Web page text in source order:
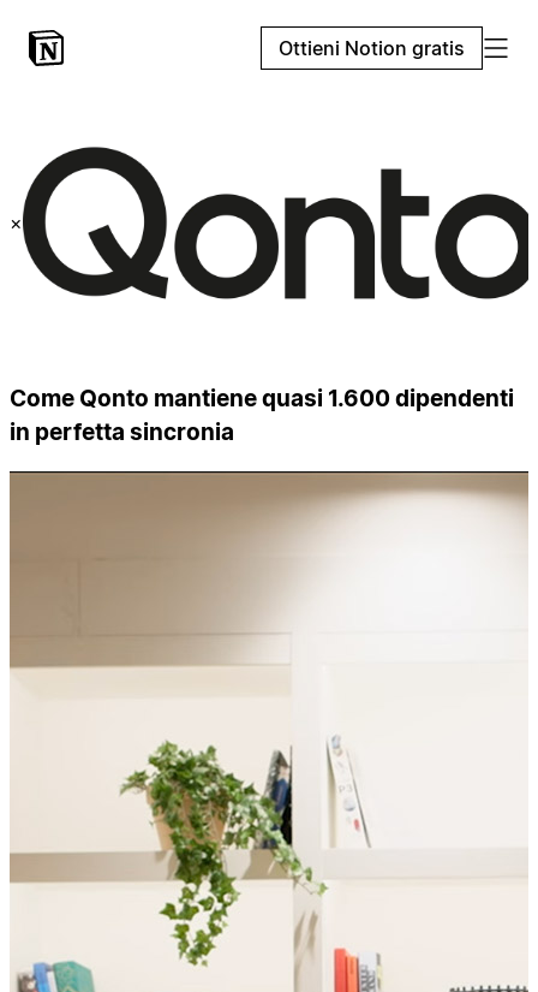
Ottieni Notion gratis
×
Come Qonto mantiene quasi 1.600 dipendenti
in perfetta sincronia